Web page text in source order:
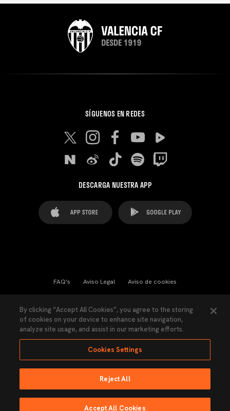
SÍGUENOS EN REDES
DESCARGA NUESTRA APP
FAQ's Aviso Legal Aviso de cookies
Ley Transparencia Política de Privacidad
Accesibilidad
Ninguna parte de esta página puede ser reproducida sin el permiso del Valencia
By clicking “Accept All Cookies”, you agree to the storing
of cookies on your device to enhance site navigation,
analyze site usage, and assist in our marketing efforts.
Cookies Settings
Reject All
Accept All Cookies